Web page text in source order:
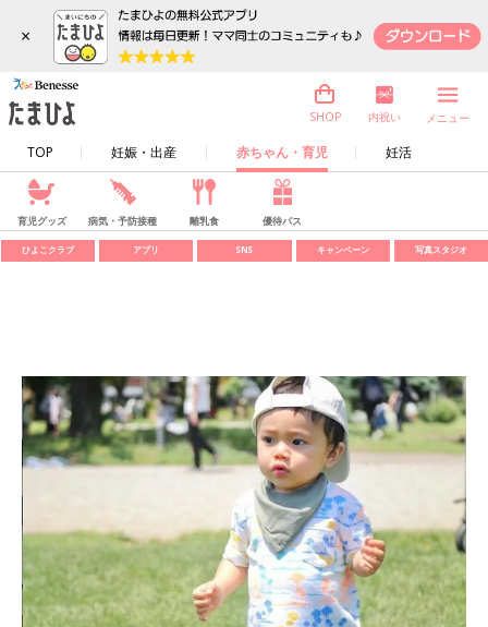
×
TOP 妊娠・出産 赤ちゃん・育児 妊活
SHOP 内祝い メニュー
育児グッズ 病気・予防接種 離乳食 優待パス
ひよこクラブ アプリ SNS キャンペーン 写真スタジオ